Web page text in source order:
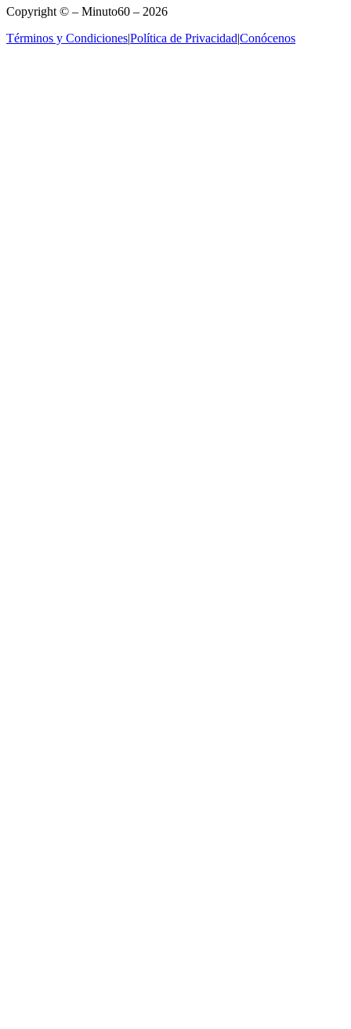
Copyright © – Minuto60 – 2026
Términos y Condiciones|Política de Privacidad|Conócenos